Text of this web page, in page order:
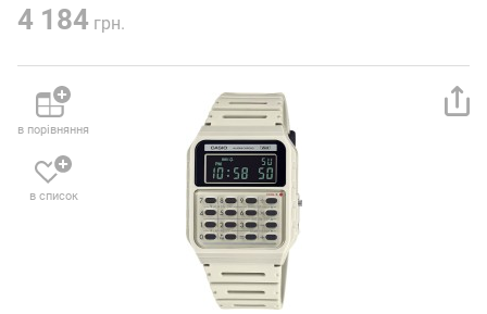
4 184 грн.
в порівняння
в список